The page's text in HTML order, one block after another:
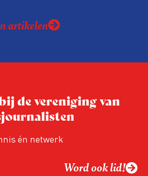
en elkaar te ontmoeten.
op de conferentie!
artikelen
de vereniging van
én netwerk
Word ook lid!